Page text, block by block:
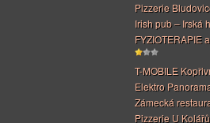
Pizzerie
Irish pub – Irská
FYZIOTERAPIE
T-MOBILE
Elektro
Zámecká
Pizzerie U Kolářů